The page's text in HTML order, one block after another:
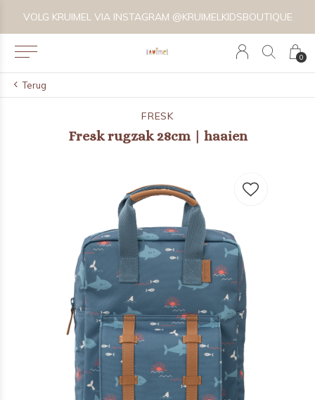
0
VOLG KRUIMEL VIA INSTAGRAM @KRUIMELKIDSBOUTIQUE
Terug
FRESK
Fresk rugzak 28cm | haaien